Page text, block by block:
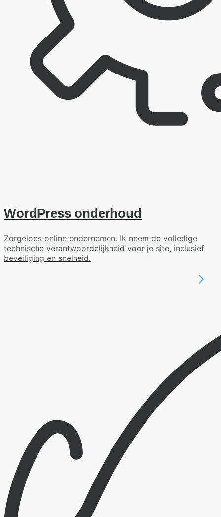
WordPress onderhoud
Zorgeloos online ondernemen. Ik neem de volledige
technische verantwoordelijkheid voor je site, inclusief
beveiliging en snelheid.